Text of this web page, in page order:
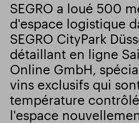
SEGRO a loué 500
d'espace logistique
SEGRO CityPark
détaillant en ligne
Online GmbH,
vins exclusifs qui
température
l'espace